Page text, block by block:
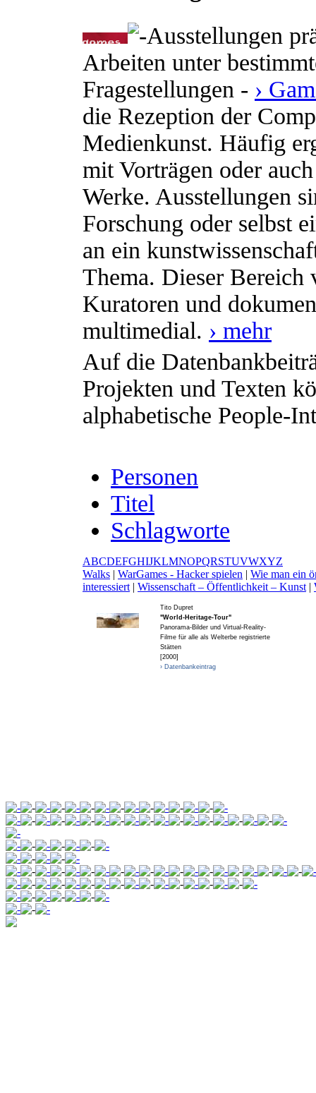
Ausstellungen
Arbeiten unter
Fragestellungen - ›
die Rezeption der
Medienkunst. Häufig
mit Vorträgen oder
Werke. Ausstellungen
Forschung oder selbst
an ein
Thema. Dieser
Kuratoren und
multimedial. › mehr
Auf die
Projekten und Texten
alphabetische People-
Personen
Titel
Schlagworte
ABCDEFGHIJKLMNOPQRSTUVWXYZ
Walks | WarGames - Hacker spielen | Wie man ein
interessiert | Wissenschaft – Öffentlichkeit – Kunst |